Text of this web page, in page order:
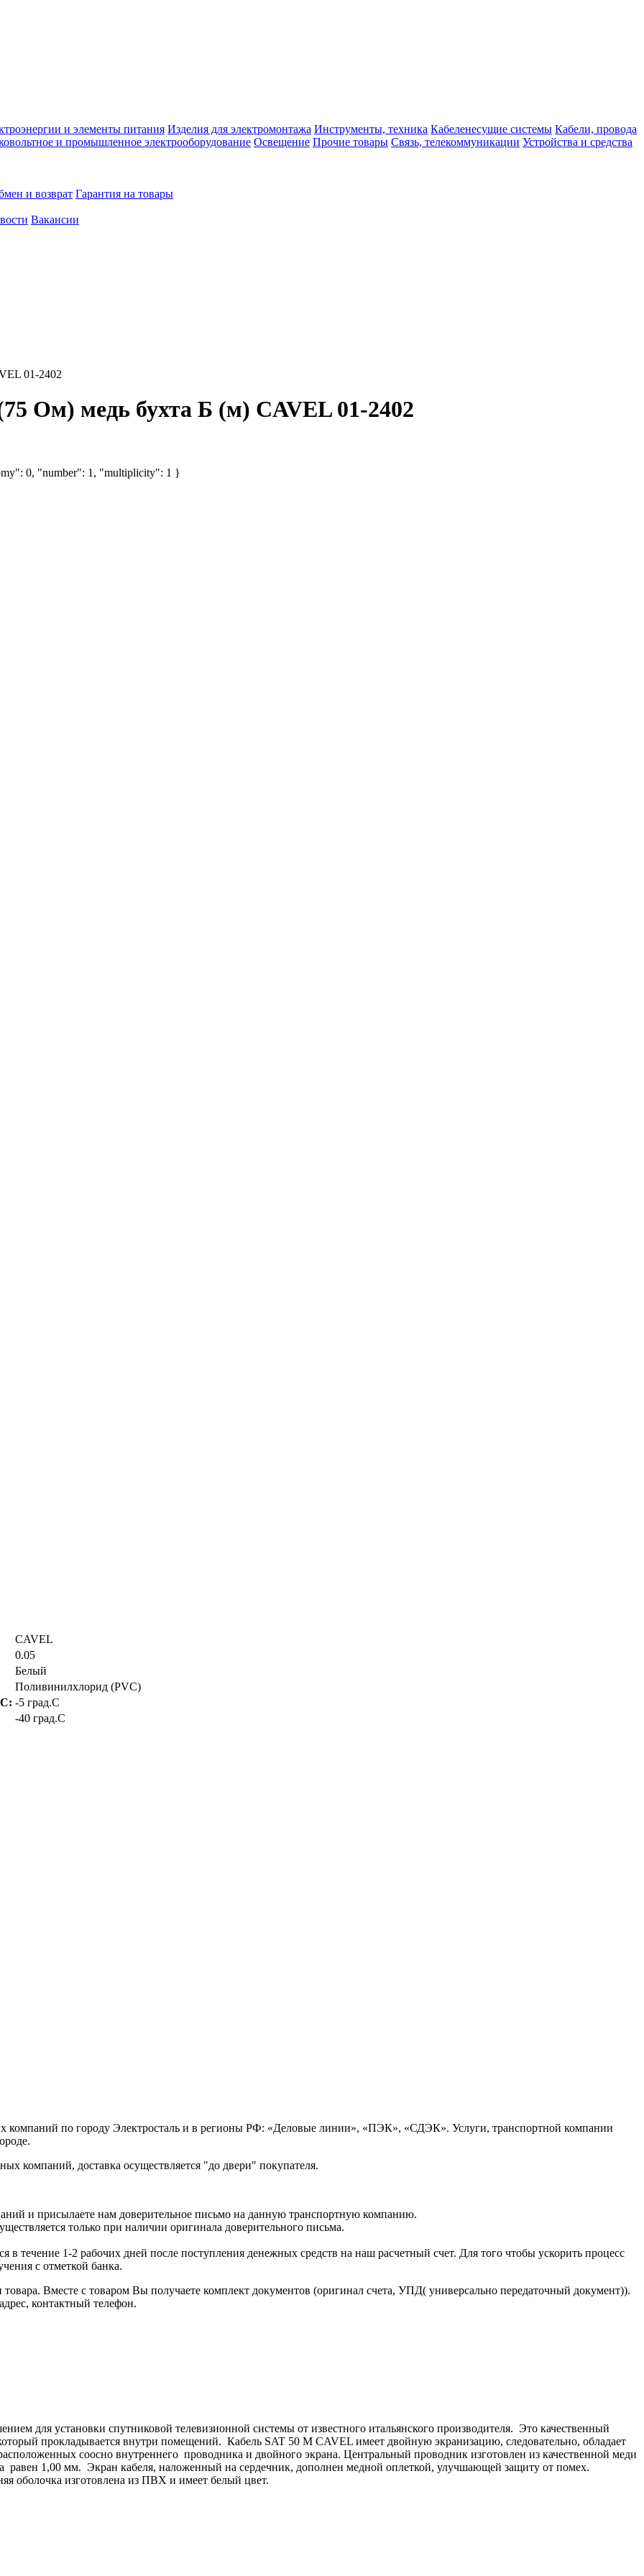
и элементы питания Изделия для электромонтажа Инструменты, техника Кабеленесущие системы Кабели, провода
и промышленное электрооборудование Освещение Прочие товары Связь, телекоммуникации Устройства и средства
и возврат Гарантия на товары
Вакансии
01-2402
Ом) медь бухта Б (м) CAVEL 01-2402
0, "number": 1, "multiplicity": 1 }
CAVEL
0.05
Белый
Поливинилхлорид (PVC)
-5 град.C
-40 град.C
компаний по городу Электросталь и в регионы РФ: «Деловые линии», «ПЭК», «СДЭК». Услуги, транспортной компании
компаний, доставка осуществляется "до двери" покупателя.
и присылаете нам доверительное письмо на данную транспортную компанию.
только при наличии оригинала доверительного письма.
в течение 1-2 рабочих дней после поступления денежных средств на наш расчетный счет. Для того чтобы ускорить процесс
с отметкой банка.
Вместе с товаром Вы получаете комплект документов (оригинал счета, УПД( универсально передаточный документ)).
контактный телефон.
для установки спутниковой телевизионной системы от известного итальянского производителя. Это качественный
прокладывается внутри помещений. Кабель SAT 50 M CAVEL имеет двойную экранизацию, следовательно, обладает
соосно внутреннего проводника и двойного экрана. Центральный проводник изготовлен из качественной меди
равен 1,00 мм. Экран кабеля, наложенный на сердечник, дополнен медной оплеткой, улучшающей защиту от помех.
оболочка изготовлена из ПВХ и имеет белый цвет.